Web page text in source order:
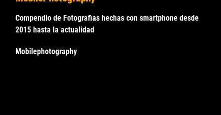
Compendio de Fotografias hechas con smartphone desde
2015 hasta la actualidad
Mobilephotography